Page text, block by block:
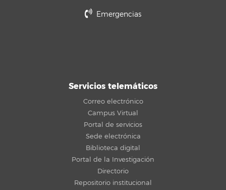
Emergencias
Servicios telemáticos
Correo electrónico
Campus Virtual
Portal de servicios
Sede electrónica
Biblioteca digital
Portal de la Investigación
Directorio
Repositorio institucional